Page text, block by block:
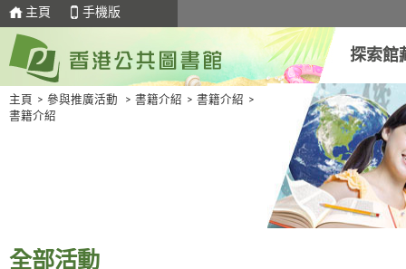
主頁 手機版
探索館
主頁 > 參與推廣活動 > 書籍介紹 > 書籍介紹 >
書籍介紹
全部活動